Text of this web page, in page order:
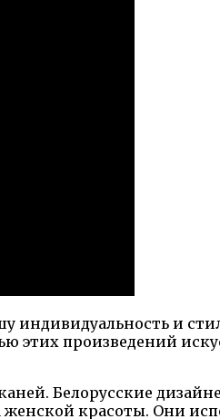
и
этих произведений
Белорусские
красоты. Они